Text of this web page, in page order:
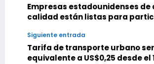
Empresas estadounidenses de
calidad están listas para
valor a largo plazo para
Siguiente entrada
Tarifa de transporte urbano
equivalente a US$0,25 desde el